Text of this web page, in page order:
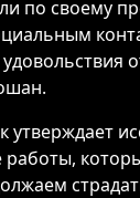
по своему
утверждает